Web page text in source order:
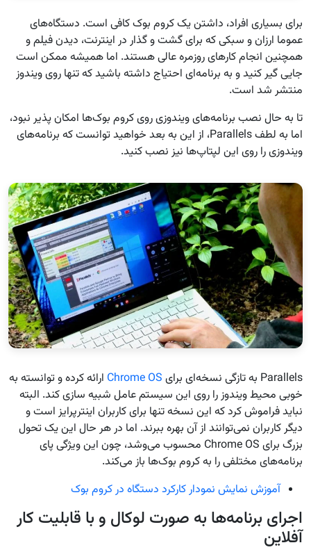
برای بسیاری افراد، داشتن یک کروم بوک کافی است. دستگاه‌های
عموما ارزان و سبکی که برای گشت و گذار در اینترنت، دیدن فیلم و
همچنین انجام کارهای روزمره عالی هستند. اما همیشه ممکن است
جایی گیر کنید و به برنامه‌ای احتیاج داشته باشید که تنها روی ویندوز
منتشر شد است.
تا به حال نصب برنامه‌های ویندوزی روی کروم بوک‌ها امکان پذیر نبود،
اما به لطف Parallels، از این به بعد خواهید توانست که برنامه‌های
ویندوزی را روی این لپتاپ‌ها نیز نصب کنید.
Parallels به تازگی نسخه‌ای برای Chrome OS ارائه کرده و توانسته به
خوبی محیط ویندوز را روی این سیستم عامل شبیه سازی کند. البته
نباید فراموش کرد که این نسخه تنها برای کاربران اینترپرایز است و
دیگر کاربران نمی‌توانند از آن بهره ببرند. اما در هر حال این یک تحول
بزرگ برای Chrome OS محسوب می‌وشد، چون این ویژگی پای
برنامه‌های مختلفی را به کروم بوک‌ها باز می‌کند.
آموزش نمایش نمودار کارکرد دستگاه در کروم بوک
اجرای برنامه‌ها به صورت لوکال و با قابلیت کار
آفلاین